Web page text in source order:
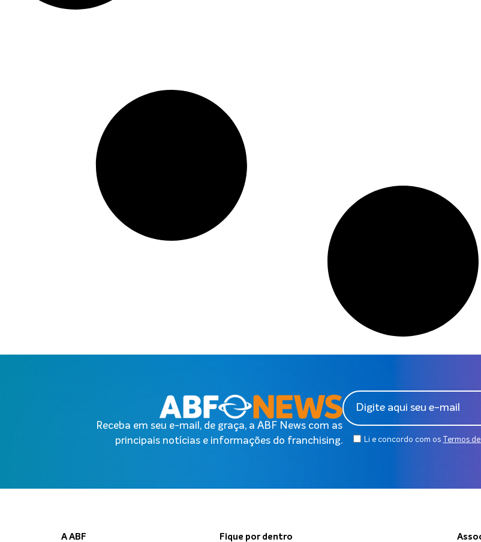
Receba em seu e-mail, de graça, a ABF News com as
principais notícias e informações do franchising.
Li e concordo com os Termos
A ABF
Fique por dentro